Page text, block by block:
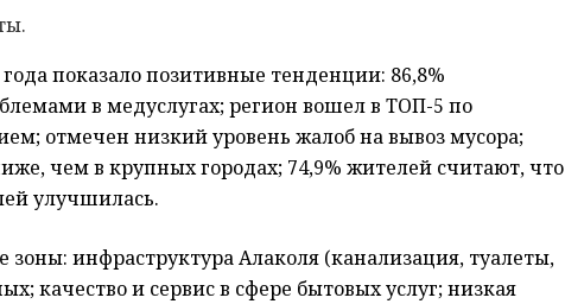
показало позитивные тенденции: 86,8%
в медуслугах; регион вошел в ТОП-5 по
отмечен низкий уровень жалоб на вывоз мусора;
чем в крупных городах; 74,9% жителей считают, что
улучшилась.
инфраструктура Алаколя (канализация, туалеты,
качество и сервис в сфере бытовых услуг; низкая